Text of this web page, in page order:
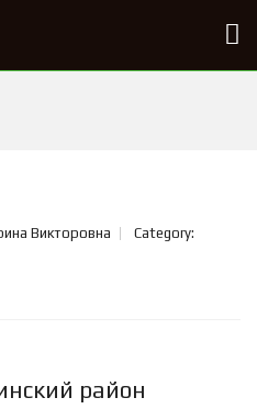
Викторовна Category:
район